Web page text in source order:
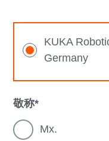
KUKA
Germany
敬称
Mx.